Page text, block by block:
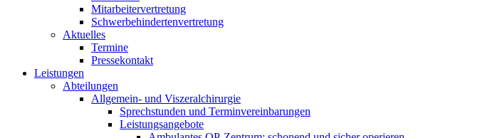
Mitarbeitervertretung
Schwerbehindertenvertretung
Aktuelles
Termine
Pressekontakt
Leistungen
Abteilungen
Allgemein- und Viszeralchirurgie
Sprechstunden und Terminvereinbarungen
Leistungsangebote